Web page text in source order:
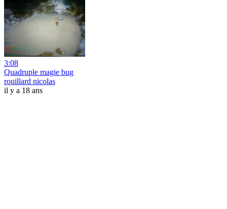
3:08
Quadruple magie bug
rouillard nicolas
il y a 18 ans